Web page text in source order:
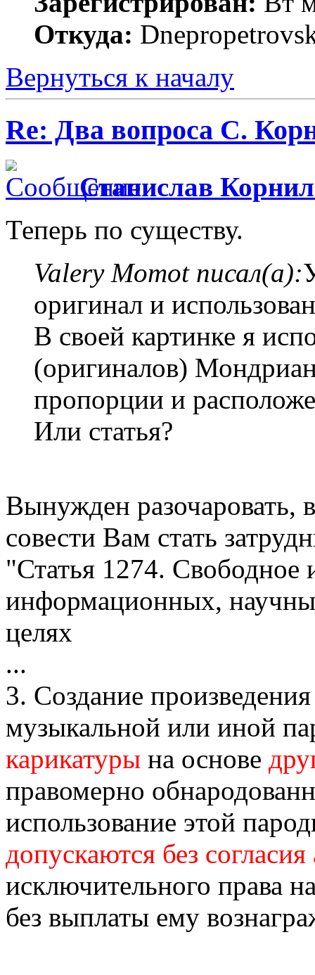
Откуда:
Вернуться к началу
Re: Два вопроса С.
Станислав
Теперь по существу.
Valery Momot писал(а):
оригинал и
В своей картинке я
(оригиналов)
пропорции и
Или статья?
Вынужден разочаровать,
совести Вам стать
"Статья 1274. Свободное
информационных,
целях
...
3. Создание
музыкальной или иной
карикатуры на основе
правомерно
использование этой
допускаются без согласия
исключительного права
без выплаты ему